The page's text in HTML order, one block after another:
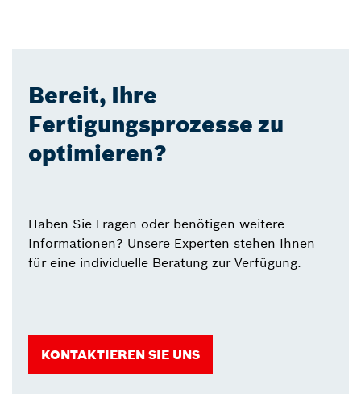
Bereit, Ihre
Fertigungsprozesse zu
optimieren?
Haben Sie Fragen oder benötigen weitere
Informationen? Unsere Experten stehen Ihnen
für eine individuelle Beratung zur Verfügung.
KONTAKTIEREN SIE UNS